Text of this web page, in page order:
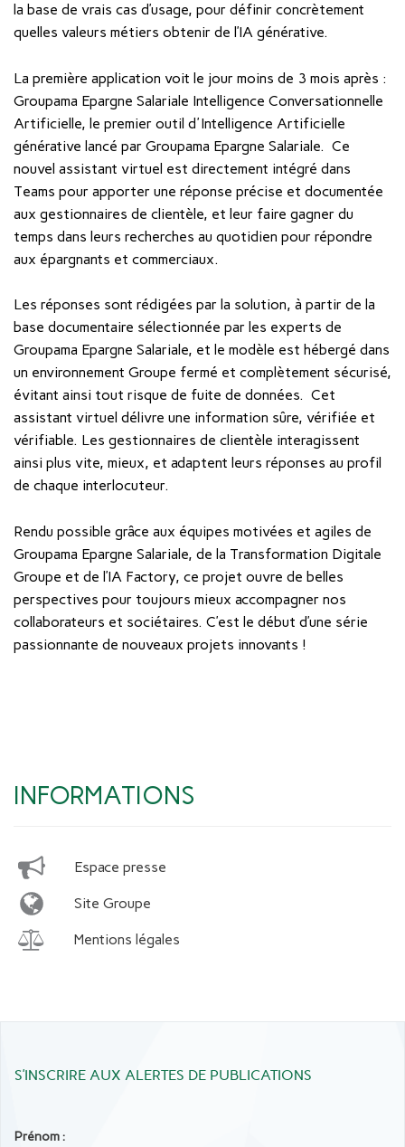
la base de vrais cas d’usage, pour définir concrètement
quelles valeurs métiers obtenir de l’IA générative.
La première application voit le jour moins de 3 mois après :
Groupama Epargne Salariale Intelligence Conversationnelle
Artificielle, le premier outil d'Intelligence Artificielle
générative lancé par Groupama Epargne Salariale. Ce
nouvel assistant virtuel est directement intégré dans
Teams pour apporter une réponse précise et documentée
aux gestionnaires de clientèle, et leur faire gagner du
temps dans leurs recherches au quotidien pour répondre
aux épargnants et commerciaux.
Les réponses sont rédigées par la solution, à partir de la
base documentaire sélectionnée par les experts de
Groupama Epargne Salariale, et le modèle est hébergé dans
un environnement Groupe fermé et complètement sécurisé,
évitant ainsi tout risque de fuite de données. Cet
assistant virtuel délivre une information sûre, vérifiée et
vérifiable. Les gestionnaires de clientèle interagissent
ainsi plus vite, mieux, et adaptent leurs réponses au profil
de chaque interlocuteur.
Rendu possible grâce aux équipes motivées et agiles de
Groupama Epargne Salariale, de la Transformation Digitale
Groupe et de l’IA Factory, ce projet ouvre de belles
perspectives pour toujours mieux accompagner nos
collaborateurs et sociétaires. C’est le début d’une série
passionnante de nouveaux projets innovants !
INFORMATIONS
Espace presse
Site Groupe
Mentions légales
S’INSCRIRE AUX ALERTES DE PUBLICATIONS
Prénom :